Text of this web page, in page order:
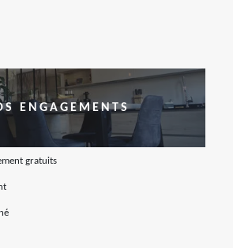
ENGAGEMENTS
gratuits